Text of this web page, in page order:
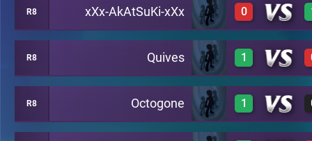
1 T7-8
R8 xXx-AkAtSuKi-xXx 0
0 T7-8
R8 Quives 1
1 T7-8
R8 Octogone 1